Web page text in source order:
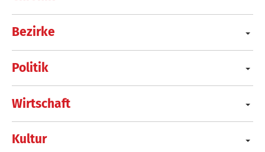
Bezirke
Politik
Wirtschaft
Kultur